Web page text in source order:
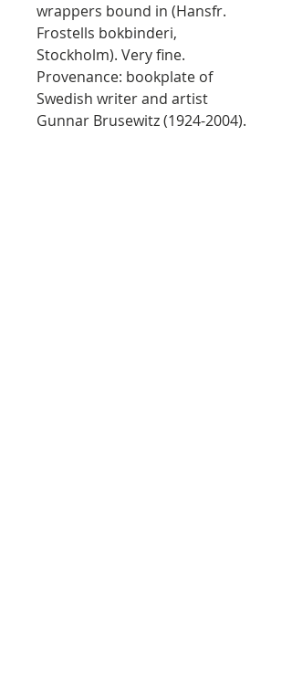
wrappers bound in (Hansfr.
Frostells bokbinderi,
Stockholm). Very fine.
Provenance: bookplate of
Swedish writer and artist
Gunnar Brusewitz (1924-2004).